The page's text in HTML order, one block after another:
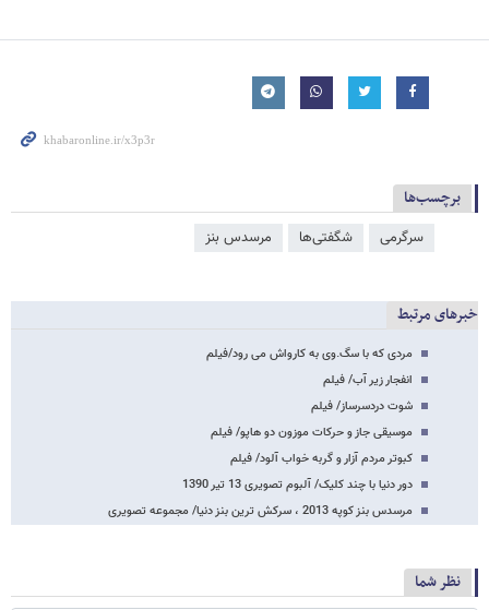
برچسب‌ها
سرگرمی شگفتی‌ها مرسدس بنز
خبرهای مرتبط
مردی که با سگ.وی به کارواش می رود/فیلم
انفجار زیر آب/ فیلم
شوت دردسرساز/ فیلم
موسیقی جاز و حرکات موزون دو هاپو/ فیلم
کبوتر مردم آزار و گربه خواب آلود/ فیلم
دور دنیا با چند کلیک/ آلبوم تصویری 13 تیر 1390
مرسدس بنز کوپه 2013 ، سرکش ترین بنز دنیا/ مجموعه تصویری
نظر شما